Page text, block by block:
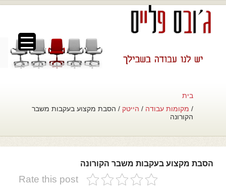
בית
/ מקומות עבודה / הייטק / הסבת מקצוע בעקבות משבר
הקורונה
הסבת מקצוע בעקבות משבר הקורונה
Rate this post
▼